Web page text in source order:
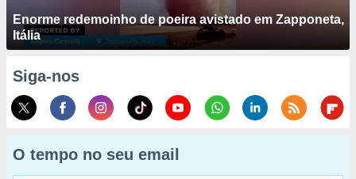
Enorme redemoinho de poeira avistado em Zapponeta,
Itália
Siga-nos
O tempo no seu email